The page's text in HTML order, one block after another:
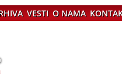
VESTI O NAMA